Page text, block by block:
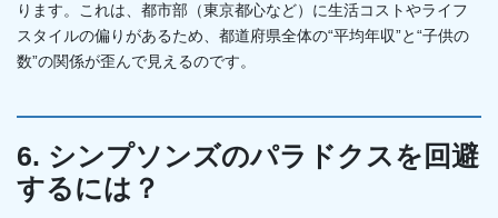
ります。これは、都市部（東京都心など）に生活コストやライフ
スタイルの偏りがあるため、都道府県全体の“平均年収”と“子供の
数”の関係が歪んで見えるのです。
6. シンプソンズのパラドクスを回避
するには？